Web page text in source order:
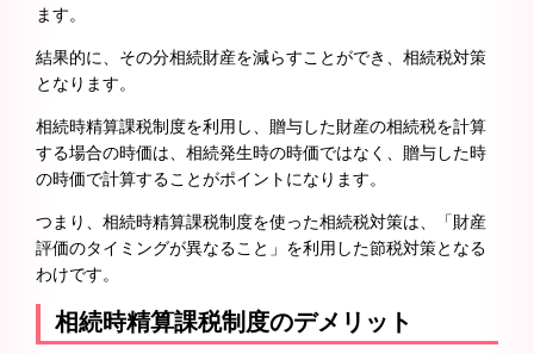
ます。
結果的に、その分相続財産を減らすことができ、相続税対策
となります。
相続時精算課税制度を利用し、贈与した財産の相続税を計算
する場合の時価は、相続発生時の時価ではなく、贈与した時
の時価で計算することがポイントになります。
つまり、相続時精算課税制度を使った相続税対策は、「財産
評価のタイミングが異なること」を利用した節税対策となる
わけです。
相続時精算課税制度のデメリット